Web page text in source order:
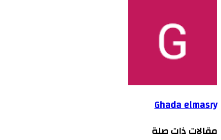
Ghada elmasry
مقالات ذات صلة